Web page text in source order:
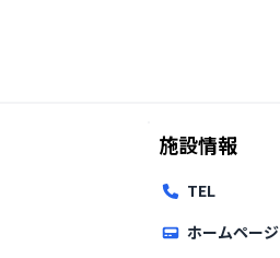
施設情報
TEL
ホームページ